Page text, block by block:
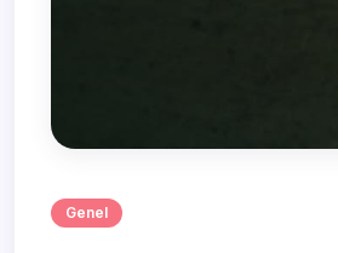
Genel